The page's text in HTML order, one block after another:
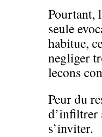
Pourtant,
seule
habitue,
negliger
lecons
Peur du
d’infiltrer
s’inviter.